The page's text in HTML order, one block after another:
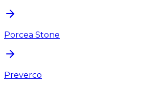
Porcea Stone
Preverco